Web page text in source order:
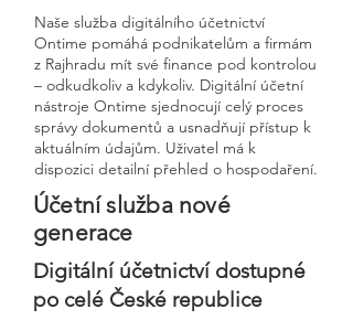
Naše služba digitálního účetnictví
Ontime pomáhá podnikatelům a firmám
z Rajhradu mít své finance pod kontrolou
– odkudkoliv a kdykoliv. Digitální účetní
nástroje Ontime sjednocují celý proces
správy dokumentů a usnadňují přístup k
aktuálním údajům. Uživatel má k
dispozici detailní přehled o hospodaření.
Účetní služba nové
generace
Digitální účetnictví dostupné
po celé České republice